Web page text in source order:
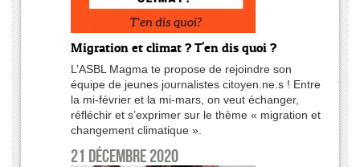
Migration et climat ? T'en dis quoi ?
L’ASBL Magma te propose de rejoindre son
équipe de jeunes journalistes citoyen.ne.s ! Entre
la mi-février et la mi-mars, on veut échanger,
réfléchir et s’exprimer sur le thème « migration et
changement climatique ».
21 décembre 2020